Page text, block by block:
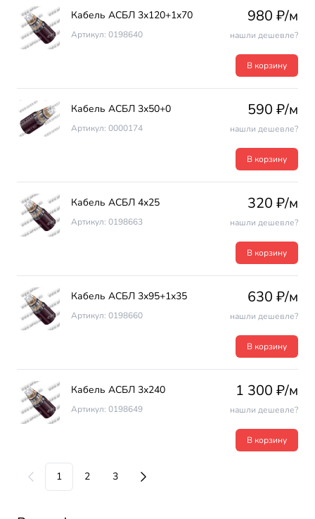
Кабель АСБЛ 3х120+1х70
Артикул: 0198640
980 ₽/м
нашли дешевле?
В корзину
Кабель АСБЛ 3х50+0
Артикул: 0000174
590 ₽/м
нашли дешевле?
В корзину
Кабель АСБЛ 4х25
Артикул: 0198663
320 ₽/м
нашли дешевле?
В корзину
Кабель АСБЛ 3х95+1х35
Артикул: 0198660
630 ₽/м
нашли дешевле?
В корзину
Кабель АСБЛ 3х240
Артикул: 0198649
1 300 ₽/м
нашли дешевле?
В корзину
1 2 3